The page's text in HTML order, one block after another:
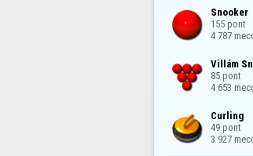
Snooker
155 pont
4 787
Villám
85 pont
4 653
Curling
49 pont
3 927